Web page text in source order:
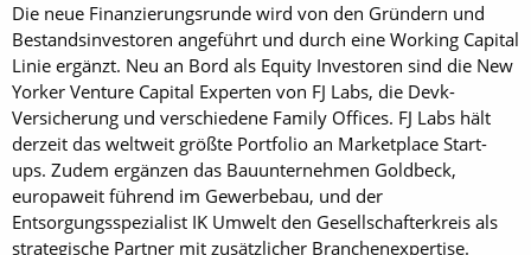
Die neue Finanzierungsrunde wird von den Gründern und
Bestandsinvestoren angeführt und durch eine Working Capital
Linie ergänzt. Neu an Bord als Equity Investoren sind die New
Yorker Venture Capital Experten von FJ Labs, die Devk-
Versicherung und verschiedene Family Offices. FJ Labs hält
derzeit das weltweit größte Portfolio an Marketplace Start-
ups. Zudem ergänzen das Bauunternehmen Goldbeck,
europaweit führend im Gewerbebau, und der
Entsorgungsspezialist IK Umwelt den Gesellschafterkreis als
strategische Partner mit zusätzlicher Branchenexpertise.